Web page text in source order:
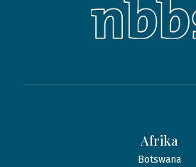
Afrika
Botswana